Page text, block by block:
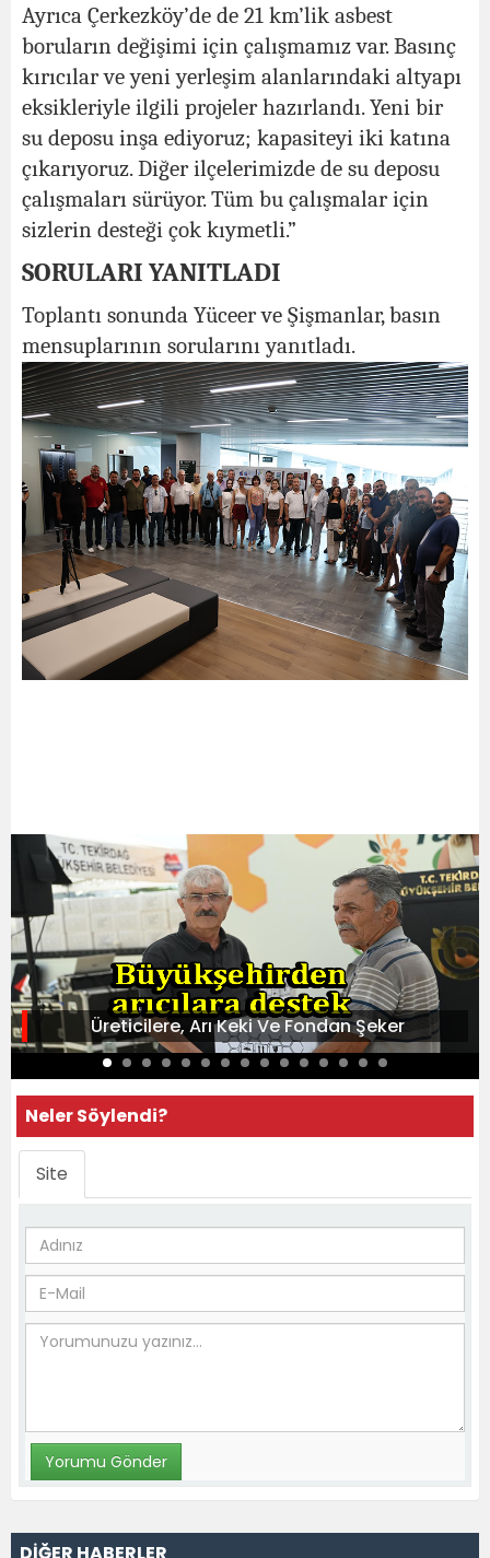
Ayrıca Çerkezköy’de de 21 km’lik asbest
boruların değişimi için çalışmamız var. Basınç
kırıcılar ve yeni yerleşim alanlarındaki altyapı
eksikleriyle ilgili projeler hazırlandı. Yeni bir
su deposu inşa ediyoruz; kapasiteyi iki katına
çıkarıyoruz. Diğer ilçelerimizde de su deposu
çalışmaları sürüyor. Tüm bu çalışmalar için
sizlerin desteği çok kıymetli.”
SORULARI YANITLADI
Toplantı sonunda Yüceer ve Şişmanlar, basın
mensuplarının sorularını yanıtladı.
Üreticilere, Arı Keki Ve Fondan Şeker
Neler Söylendi?
Site